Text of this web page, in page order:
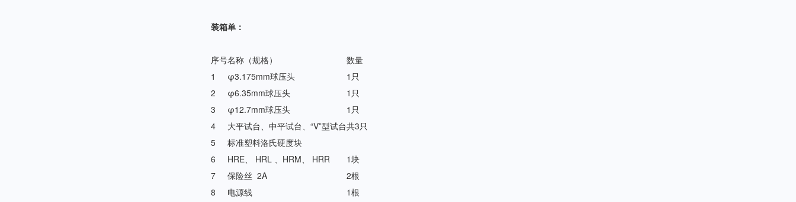
装箱单：
序号名称（规格）
数量
1
φ3.175mm球压头
1只
2
φ6.35mm球压头
1只
3
φ12.7mm球压头
1只
4
大平试台、中平试台、“V”型试台共3只
5
标准塑料洛氏硬度块
6
HRE、 HRL 、HRM、 HRR
1块
7
保险丝 2A
2根
8
电源线
1根